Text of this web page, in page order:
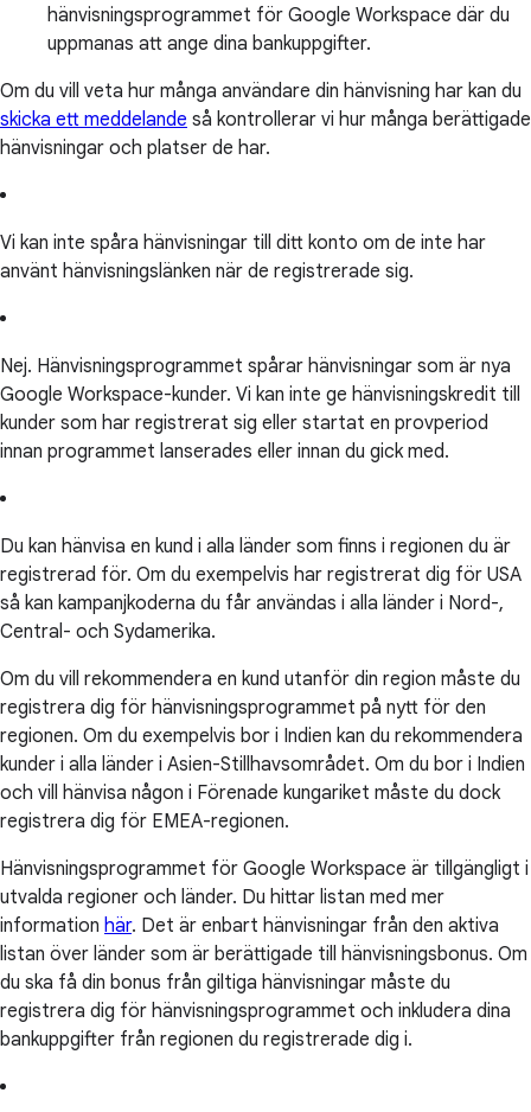
hänvisningsprogrammet för Google Workspace där du
uppmanas att ange dina bankuppgifter.
Om du vill veta hur många användare din hänvisning har kan du
skicka ett meddelande så kontrollerar vi hur många berättigade
hänvisningar och platser de har.
Vi kan inte spåra hänvisningar till ditt konto om de inte har
använt hänvisningslänken när de registrerade sig.
Nej. Hänvisningsprogrammet spårar hänvisningar som är nya
Google Workspace-kunder. Vi kan inte ge hänvisningskredit till
kunder som har registrerat sig eller startat en provperiod
innan programmet lanserades eller innan du gick med.
Du kan hänvisa en kund i alla länder som finns i regionen du är
registrerad för. Om du exempelvis har registrerat dig för USA
så kan kampanjkoderna du får användas i alla länder i Nord-,
Central- och Sydamerika.
Om du vill rekommendera en kund utanför din region måste du
registrera dig för hänvisningsprogrammet på nytt för den
regionen. Om du exempelvis bor i Indien kan du rekommendera
kunder i alla länder i Asien-Stillhavsområdet. Om du bor i Indien
och vill hänvisa någon i Förenade kungariket måste du dock
registrera dig för EMEA-regionen.
Hänvisningsprogrammet för Google Workspace är tillgängligt i
utvalda regioner och länder. Du hittar listan med mer
information här. Det är enbart hänvisningar från den aktiva
listan över länder som är berättigade till hänvisningsbonus. Om
du ska få din bonus från giltiga hänvisningar måste du
registrera dig för hänvisningsprogrammet och inkludera dina
bankuppgifter från regionen du registrerade dig i.